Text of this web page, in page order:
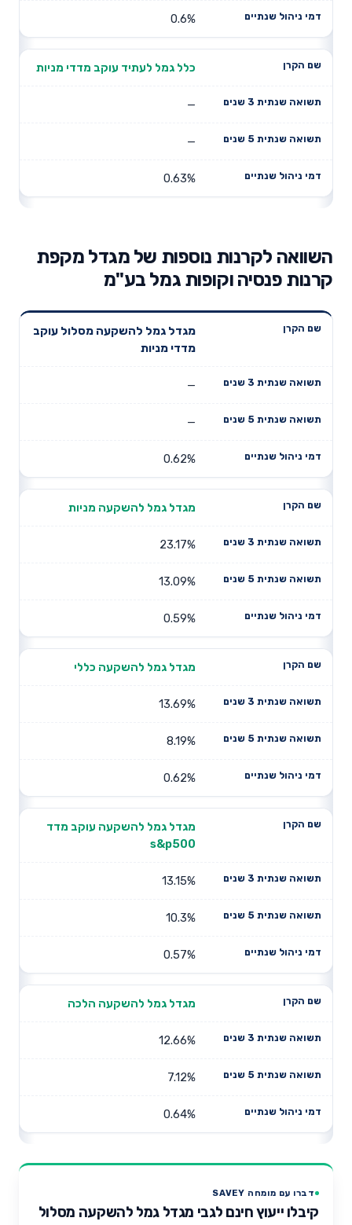
0.6%
כלל גמל לעתיד עוקב מדדי מניות
—
—
0.63%
השוואה לקרנות נוספות של מגדל מקפת
קרנות פנסיה וקופות גמל בע"מ
שנתית 3
תשואה
דמי ניהול
מגדל גמל להשקעה מסלול עוקב
מדדי מניות
—
—
0.62%
מגדל גמל להשקעה מניות
23.17%
13.09%
0.59%
מגדל גמל להשקעה כללי
13.69%
8.19%
0.62%
מגדל גמל להשקעה עוקב מדד
s&p500
13.15%
10.3%
0.57%
מגדל גמל להשקעה הלכה
12.66%
7.12%
0.64%
דברו עם מומחה SAVEY
קיבלו ייעוץ חינם לגבי מגדל גמל להשקעה מסלול